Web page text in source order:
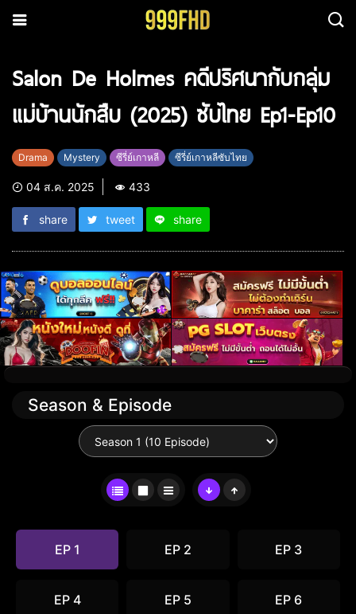
Salon De Holmes คดีปริศนากับกลุ่ม
แม่บ้านนักสืบ (2025) ซับไทย Ep1-Ep10
Drama Mystery ซีรี่ย์เกาหลี ซีรี่ย์เกาหลีซับไทย
04 ส.ค. 2025 433
share tweet share
Season & Episode
EP 1 EP 2 EP 3
EP 4 EP 5 EP 6